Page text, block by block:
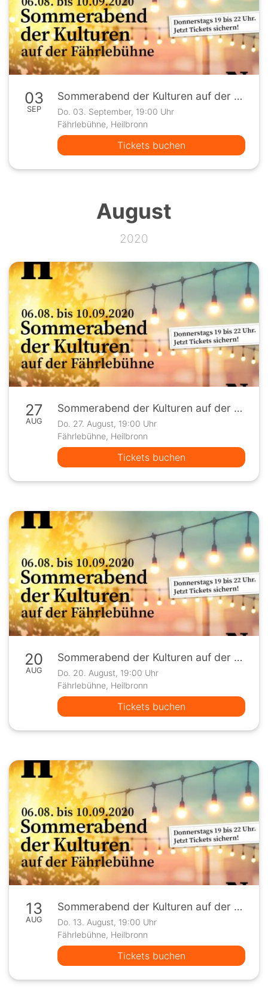
03
SEP
Sommerabend der Kulturen auf der Fährlebühne
Do. 03. September, 19:00 Uhr
Fährlebühne, Heilbronn
Tickets buchen
August
2020
27
AUG
Sommerabend der Kulturen auf der Fährlebühne
Do. 27. August, 19:00 Uhr
Fährlebühne, Heilbronn
Tickets buchen
20
AUG
Sommerabend der Kulturen auf der Fährlebühne
Do. 20. August, 19:00 Uhr
Fährlebühne, Heilbronn
Tickets buchen
13
AUG
Sommerabend der Kulturen auf der Fährlebühne
Do. 13. August, 19:00 Uhr
Fährlebühne, Heilbronn
Tickets buchen